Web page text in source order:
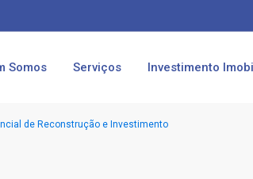
Somos Serviços Investimento
de Reconstrução e Investimento